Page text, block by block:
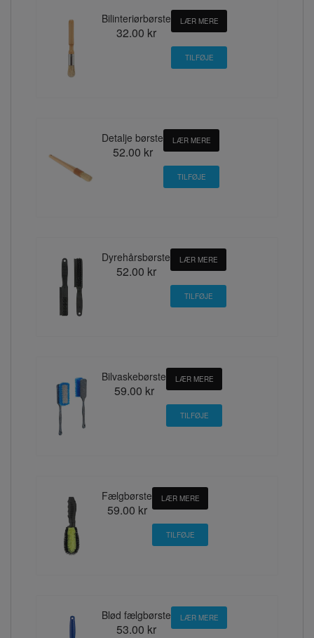
Bilinteriørbørste
32.00 kr
LÆR MERE
Detalje børste
52.00 kr
LÆR MERE
Dyrehårsbørste
52.00 kr
LÆR MERE
Bilvaskebørste
59.00 kr
LÆR MERE
Fælgbørste
59.00 kr
LÆR MERE
Blød fælgbørste
53.00 kr
LÆR MERE